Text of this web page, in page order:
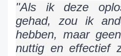
"Als ik deze
gehad, zou ik
hebben, maar
nuttig en effectief